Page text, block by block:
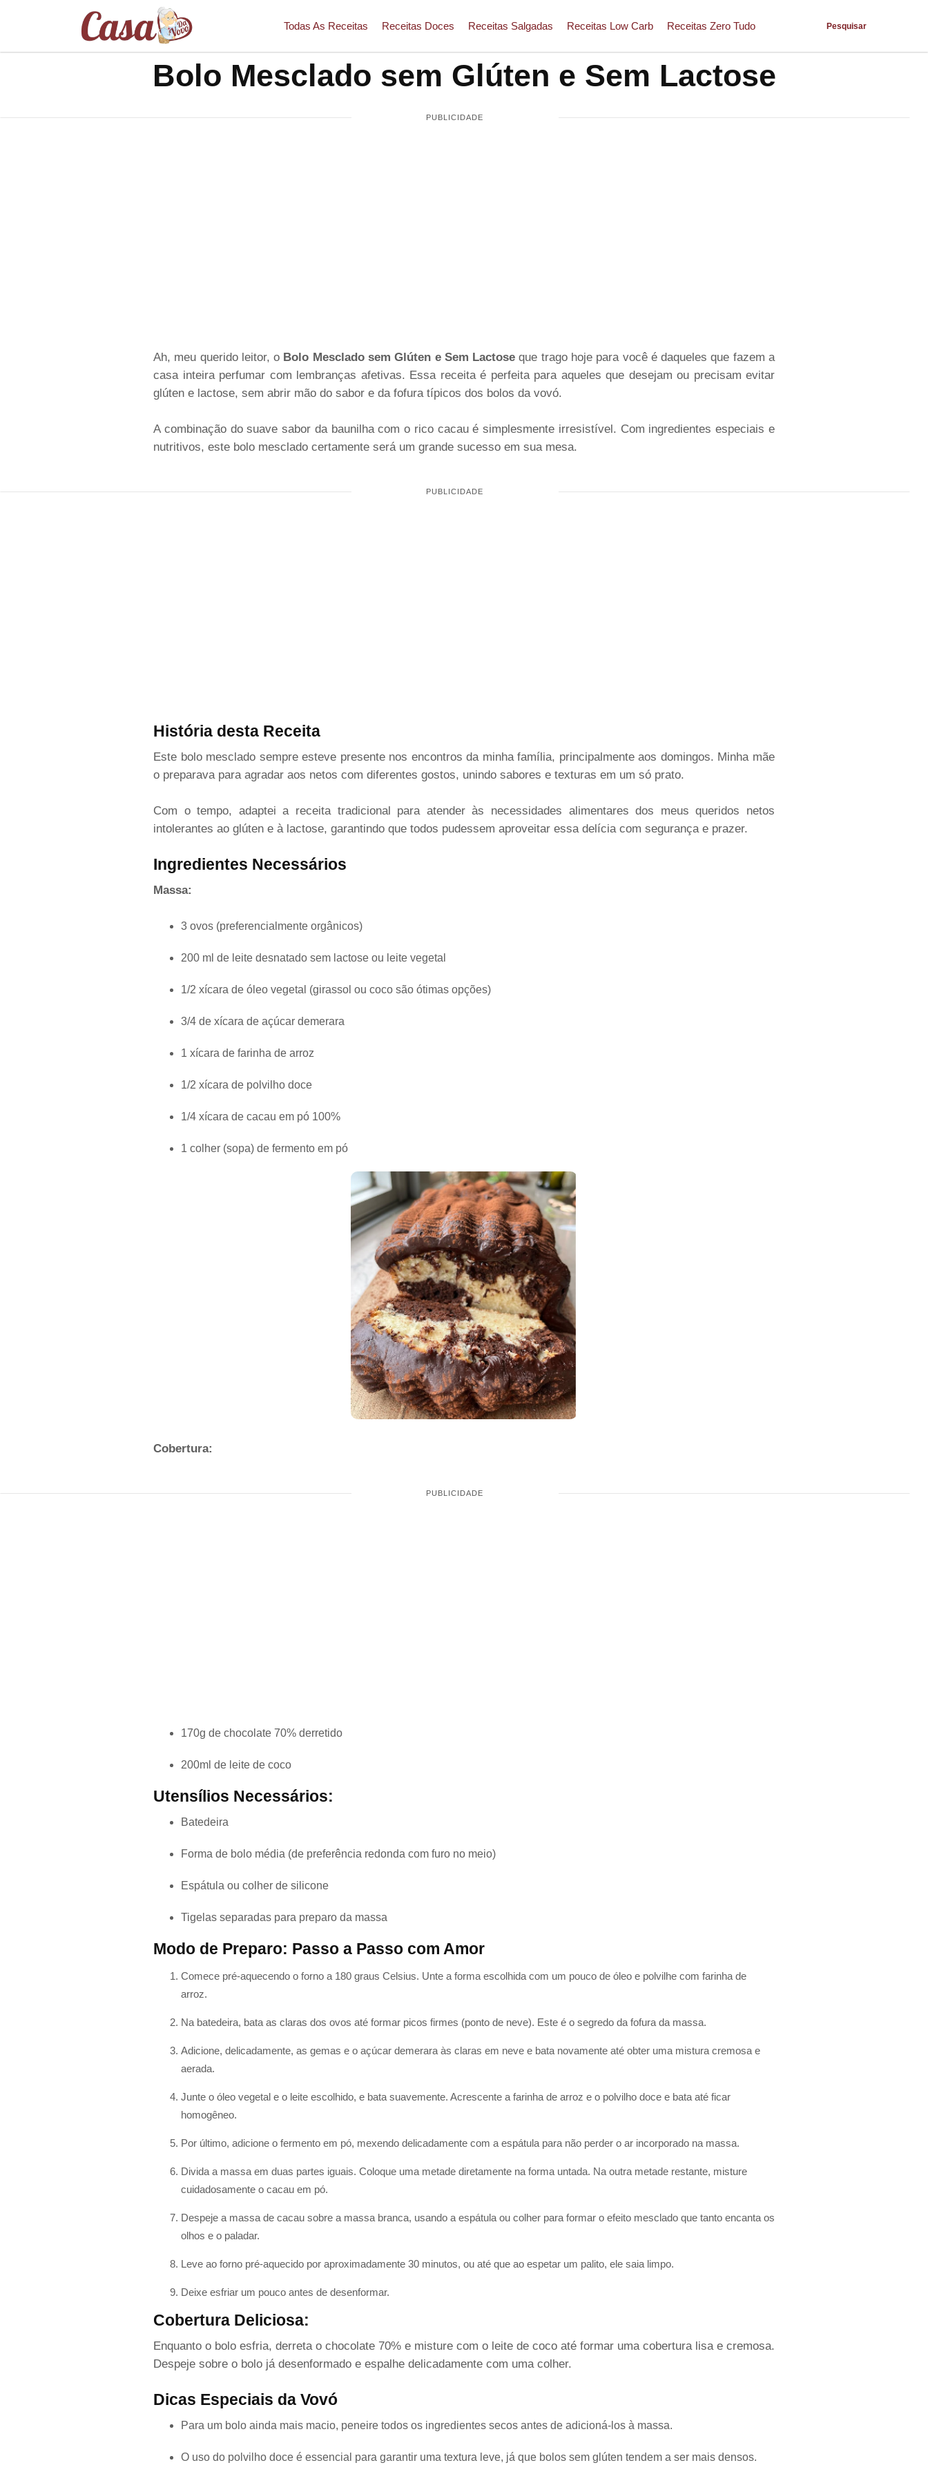
Todas As Receitas Receitas Doces Receitas Salgadas Receitas Low Carb Receitas Zero Tudo Pesquisar
Bolo Mesclado sem Glúten e Sem Lactose
Ah, meu querido leitor, o Bolo Mesclado sem Glúten e Sem Lactose que trago hoje para você é daqueles que fazem a
casa inteira perfumar com lembranças afetivas. Essa receita é perfeita para aqueles que desejam ou precisam evitar
glúten e lactose, sem abrir mão do sabor e da fofura típicos dos bolos da vovó.
A combinação do suave sabor da baunilha com o rico cacau é simplesmente irresistível. Com ingredientes especiais e
nutritivos, este bolo mesclado certamente será um grande sucesso em sua mesa.
História desta Receita
Este bolo mesclado sempre esteve presente nos encontros da minha família, principalmente aos domingos. Minha mãe
o preparava para agradar aos netos com diferentes gostos, unindo sabores e texturas em um só prato.
Com o tempo, adaptei a receita tradicional para atender às necessidades alimentares dos meus queridos netos
intolerantes ao glúten e à lactose, garantindo que todos pudessem aproveitar essa delícia com segurança e prazer.
Ingredientes Necessários
Massa:
3 ovos (preferencialmente orgânicos)
200 ml de leite desnatado sem lactose ou leite vegetal
1/2 xícara de óleo vegetal (girassol ou coco são ótimas opções)
3/4 de xícara de açúcar demerara
1 xícara de farinha de arroz
1/2 xícara de polvilho doce
1/4 xícara de cacau em pó 100%
1 colher (sopa) de fermento em pó
Cobertura:
170g de chocolate 70% derretido
200ml de leite de coco
Utensílios Necessários:
Batedeira
Forma de bolo média (de preferência redonda com furo no meio)
Espátula ou colher de silicone
Tigelas separadas para preparo da massa
Modo de Preparo: Passo a Passo com Amor
Comece pré-aquecendo o forno a 180 graus Celsius. Unte a forma escolhida com um pouco de óleo e polvilhe com farinha de
arroz.
Na batedeira, bata as claras dos ovos até formar picos firmes (ponto de neve). Este é o segredo da fofura da massa.
Adicione, delicadamente, as gemas e o açúcar demerara às claras em neve e bata novamente até obter uma mistura cremosa e
aerada.
Junte o óleo vegetal e o leite escolhido, e bata suavemente. Acrescente a farinha de arroz e o polvilho doce e bata até ficar
homogêneo.
Por último, adicione o fermento em pó, mexendo delicadamente com a espátula para não perder o ar incorporado na massa.
Divida a massa em duas partes iguais. Coloque uma metade diretamente na forma untada. Na outra metade restante, misture
cuidadosamente o cacau em pó.
Despeje a massa de cacau sobre a massa branca, usando a espátula ou colher para formar o efeito mesclado que tanto encanta os
olhos e o paladar.
Leve ao forno pré-aquecido por aproximadamente 30 minutos, ou até que ao espetar um palito, ele saia limpo.
Deixe esfriar um pouco antes de desenformar.
Cobertura Deliciosa:
Enquanto o bolo esfria, derreta o chocolate 70% e misture com o leite de coco até formar uma cobertura lisa e cremosa.
Despeje sobre o bolo já desenformado e espalhe delicadamente com uma colher.
Dicas Especiais da Vovó
Para um bolo ainda mais macio, peneire todos os ingredientes secos antes de adicioná-los à massa.
O uso do polvilho doce é essencial para garantir uma textura leve, já que bolos sem glúten tendem a ser mais densos.